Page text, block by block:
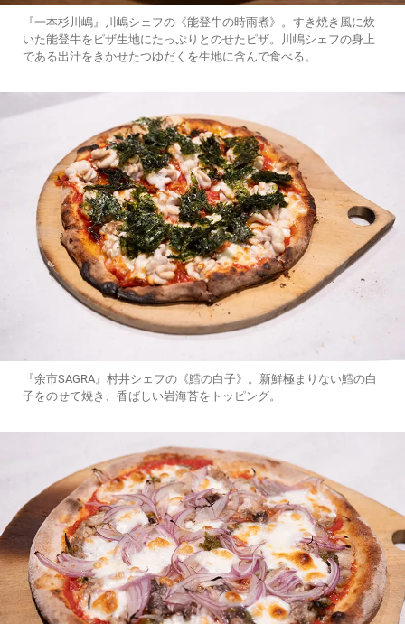
『一本杉川嶋』川嶋シェフの《能登牛の時雨煮》。すき焼き風に炊
いた能登牛をピザ生地にたっぷりとのせたピザ。川嶋シェフの身上
である出汁をきかせたつゆだくを生地に含んで食べる。
『余市SAGRA』村井シェフの《鱈の白子》。新鮮極まりない鱈の白
子をのせて焼き、香ばしい岩海苔をトッピング。